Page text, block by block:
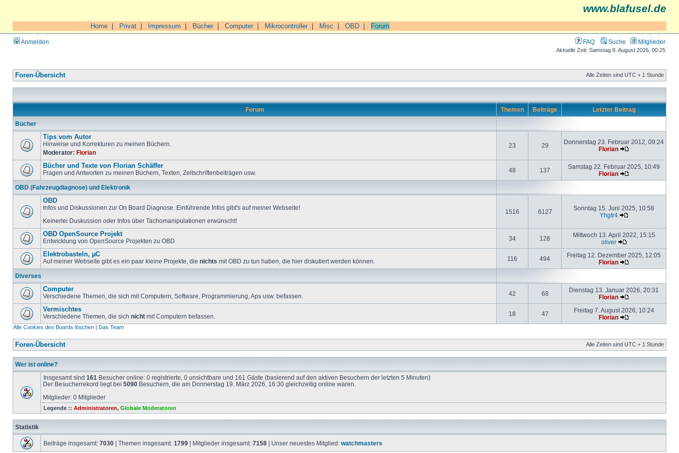
www.blafusel.de
Home Privat Impressum Bücher| Computer| Mikrocontroller| Misc OBD Forum
Anmelden FAQ Suche Mitglieder
Aktuelle Zeit: Samstag 8. August 2026, 00:25
Foren-Übersicht Alle Zeiten sind UTC + 1 Stunde
Forum Themen Beiträge Letzter Beitrag
Bücher
Tips vom Autor
Hinweise und Korrekturen zu meinen Büchern.
Moderator: Florian
23 29
Donnerstag 23. Februar 2012, 09:24
Florian
Bücher und Texte von Florian Schäffer
Fragen und Antworten zu meinen Büchern, Texten, Zeitschriftenbeiträgen usw. 48 137
Samstag 22. Februar 2025, 10:49
Florian
OBD (Fahrzeugdiagnose) und Elektronik
OBD
Infos und Diskussionen zur On Board Diagnose. Einführende Infos gibt's auf meiner Webseite!
Keinerlei Duskussion oder Infos über Tachomanipulationen erwünscht!
1516 6127
Sonntag 15. Juni 2025, 10:58
Yhgtr4
OBD OpenSource Projekt
Entwicklung von OpenSource Projekten zu OBD 34 128
Mittwoch 13. April 2022, 15:15
oliver
Elektrobasteln, µC
Auf meiner Webseite gibt es ein paar kleine Projekte, die nichts mit OBD zu tun haben, die hier diskutiert werden können. 116 494
Freitag 12. Dezember 2025, 12:05
Florian
Diverses
Computer
Verschiedene Themen, die sich mit Computern, Software, Programmierung, Aps usw. befassen. 42 68
Dienstag 13. Januar 2026, 20:31
Florian
Vermischtes
Verschiedene Themen, die sich nicht mit Computern befassen. 18 47
Freitag 7. August 2026, 10:24
Florian
Alle Cookies des Boards löschen | Das Team
Foren-Übersicht Alle Zeiten sind UTC + 1 Stunde
Wer ist online?
Insgesamt sind 161 Besucher online: 0 registrierte, 0 unsichtbare und 161 Gäste (basierend auf den aktiven Besuchern der letzten 5 Minuten)
Der Besucherrekord liegt bei 5090 Besuchern, die am Donnerstag 19. März 2026, 16:30 gleichzeitig online waren.
Mitglieder: 0 Mitglieder
Legende :: Administratoren, Globale Moderatoren
Statistik
Beiträge insgesamt: 7030 | Themen insgesamt: 1799 | Mitglieder insgesamt: 7158 | Unser neuestes Mitglied: watchmasters